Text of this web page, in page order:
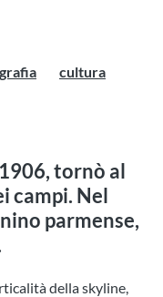
cultura
tornò al
campi. Nel
parmense,
della skyline,